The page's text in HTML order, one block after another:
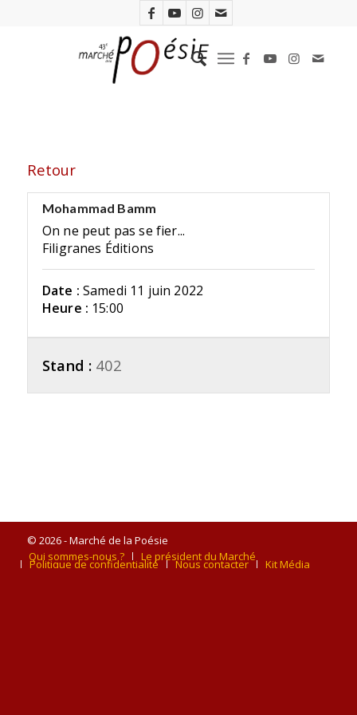
Retour
Mohammad Bamm
On ne peut pas se fier...
Filigranes Éditions
Date : Samedi 11 juin 2022
Heure : 15:00
Stand : 402
© 2026 - Marché de la Poésie
Qui sommes-nous ?
Le président du Marché
Politique de confidentialité Nous contacter Kit Média